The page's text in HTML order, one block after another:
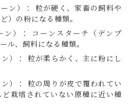
ン）： 粒が硬く、家畜の飼料や
）の粉になる種類。
ン）： コーンスターチ（デンプ
ル、飼料になる種類。
）： 粒が柔らかく、主に粉にし
）： 粒の周りが皮で覆われてい
栽培されていない原種に近い種